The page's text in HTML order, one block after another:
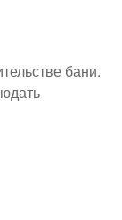
бани.